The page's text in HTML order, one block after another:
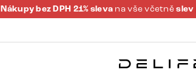
Nákupy bez DPH 21% sleva na vše včetněslev